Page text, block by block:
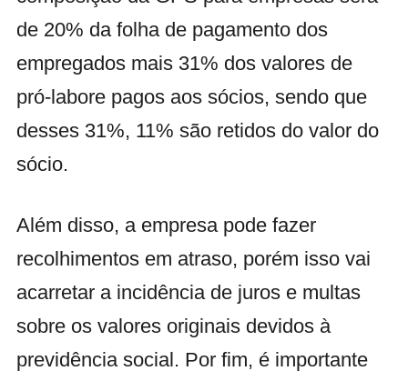
de 20% da folha de pagamento dos
empregados mais 31% dos valores de
pró-labore pagos aos sócios, sendo que
desses 31%, 11% são retidos do valor do
sócio.
Além disso, a empresa pode fazer
recolhimentos em atraso, porém isso vai
acarretar a incidência de juros e multas
sobre os valores originais devidos à
previdência social. Por fim, é importante